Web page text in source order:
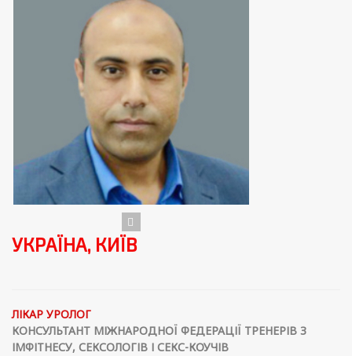
УКРАЇНА, КИЇВ
ЛІКАР УРОЛОГ
КОНСУЛЬТАНТ МІЖНАРОДНОЇ ФЕДЕРАЦІЇ ТРЕНЕРІВ З
ІМФІТНЕСУ, СЕКСОЛОГІВ І СЕКС-КОУЧІВ